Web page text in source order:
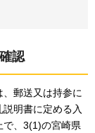
認
郵送又は持参に
明書に定める入
で、3(1)の宮崎県